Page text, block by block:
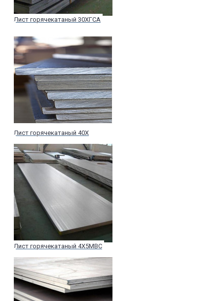
Лист горячекатаный 30ХГСА
Лист горячекатаный 40Х
Лист горячекатаный 4Х5МВС